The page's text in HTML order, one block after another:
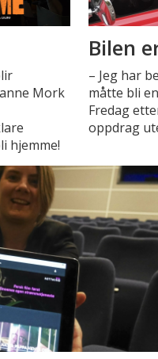
Mork
hjemme!
Bilen
– Jeg har
måtte bli
Fredag
oppdrag